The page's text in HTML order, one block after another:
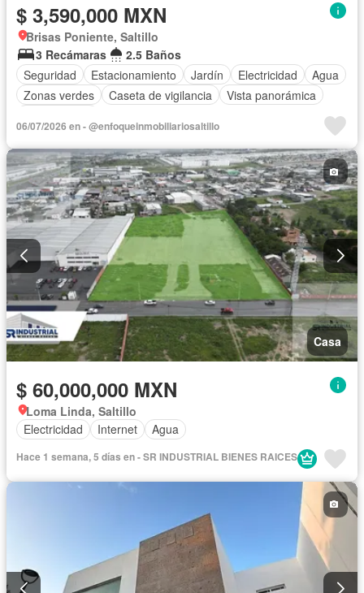
$ 3,590,000 MXN
Brisas Poniente, Saltillo
3 Recámaras
2.5 Baños
Seguridad
Estacionamiento Jardín Electricidad
Agua
Zonas verdes
Caseta de vigilancia
Vista panorámica
06/07/2026 en - @enfoqueinmobiliariosaltillo
Casa
$ 60,000,000 MXN
Loma Linda, Saltillo
Electricidad
Internet Agua
Hace 1 semana, 5 días en - SR INDUSTRIAL BIENES RAICES